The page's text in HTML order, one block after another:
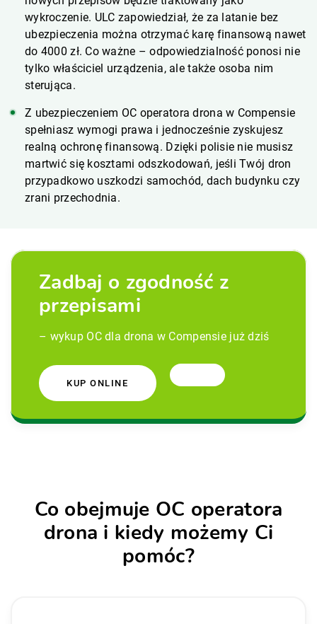
wykroczenie. ULC zapowiedział, że za latanie bez
ubezpieczenia można otrzymać karę finansową nawet
do 4000 zł. Co ważne – odpowiedzialność ponosi nie
tylko właściciel urządzenia, ale także osoba nim
sterująca.
Z ubezpieczeniem OC operatora drona w Compensie
spełniasz wymogi prawa i jednocześnie zyskujesz
realną ochronę finansową. Dzięki polisie nie musisz
martwić się kosztami odszkodowań, jeśli Twój dron
przypadkowo uszkodzi samochód, dach budynku czy
zrani przechodnia.
Zadbaj o zgodność z
przepisami
– wykup OC dla drona w Compensie już dziś
KUP ONLINE
Co obejmuje OC operatora
drona i kiedy możemy Ci
pomóc?